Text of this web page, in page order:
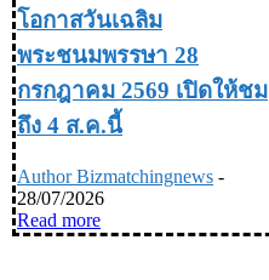
โอกาสวันเฉลิม
พระชนมพรรษา 28
กรกฎาคม 2569 เปิดให้ชม
ถึง 4 ส.ค.นี้
Author Bizmatchingnews -
28/07/2026
Read more